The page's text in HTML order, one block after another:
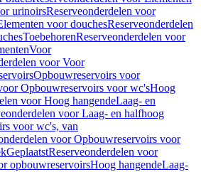
urinoirsReserveonderdelen voor
voor douchesReserveonderdelen
ToebehorenReserveonderdelen voor
Voor
voor Voor
Opbouwreservoirs voor
Opbouwreservoirs voor wc'sHoog
voor Hoog hangendeLaag- en
voor Laag- en halfhoog
voor wc's, van
voor Opbouwreservoirs voor
GeplaatstReserveonderdelen voor
opbouwreservoirsHoog hangendeLaag-